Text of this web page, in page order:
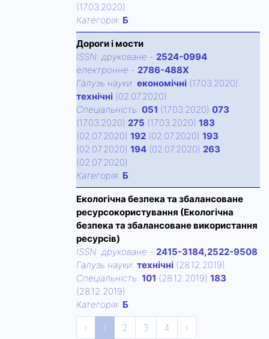
(17.03.2020)
Категорiя: Б
Дороги і мости
ISSN: друковане - 2524-0994
електронне - 2786-488X
Галузь науки: економічні (17.03.2020)
технічні (02.07.2020)
Спецiальнiсть: 051 (17.03.2020) 073
(17.03.2020) 275 (17.03.2020) 183
(02.07.2020) 192 (02.07.2020) 193
(02.07.2020) 194 (02.07.2020) 263
(02.07.2020)
Категорiя: Б
Екологічна безпека та збалансоване
ресурсокористування (Екологічна
безпека та збалансоване використання
ресурсів)
ISSN: друковане - 2415-3184,2522-9508
Галузь науки: технічні (28.12.2019)
Спецiальнiсть: 101 (28.12.2019) 183
(28.12.2019)
Категорiя: Б
‹ 1 2 3 4 ›